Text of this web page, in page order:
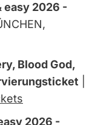
easy 2026 -
Blood God,
2026 -